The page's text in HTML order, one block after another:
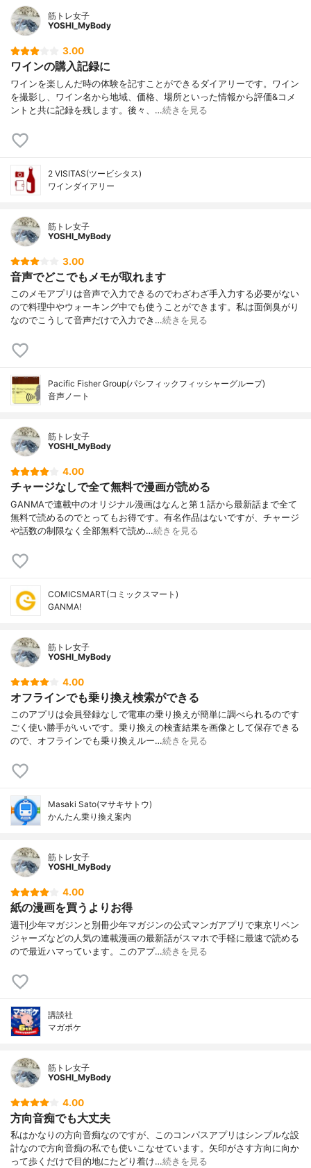
筋トレ女子
YOSHI_MyBody
3.00
ワインの購入記録に
ワインを楽しんだ時の体験を記すことができるダイアリーです。ワイン
を撮影し、ワイン名から地域、価格、場所といった情報から評価&コメ
ントと共に記録を残します。後々、…続きを見る
2 VISITAS(ツービシタス)
ワインダイアリー
筋トレ女子
YOSHI_MyBody
3.00
音声でどこでもメモが取れます
このメモアプリは音声で入力できるのでわざわざ手入力する必要がない
ので料理中やウォーキング中でも使うことができます。私は面倒臭がり
なのでこうして音声だけで入力でき…続きを見る
Pacific Fisher Group(パシフィックフィッシャーグループ)
音声ノート
筋トレ女子
YOSHI_MyBody
4.00
チャージなしで全て無料で漫画が読める
GANMAで連載中のオリジナル漫画はなんと第１話から最新話まで全て
無料で読めるのでとってもお得です。有名作品はないですが、チャージ
や話数の制限なく全部無料で読め…続きを見る
COMICSMART(コミックスマート)
GANMA!
筋トレ女子
YOSHI_MyBody
4.00
オフラインでも乗り換え検索ができる
このアプリは会員登録なしで電車の乗り換えが簡単に調べられるのです
ごく使い勝手がいいです。乗り換えの検査結果を画像として保存できる
ので、オフラインでも乗り換えルー…続きを見る
Masaki Sato(マサキサトウ)
かんたん乗り換え案内
筋トレ女子
YOSHI_MyBody
4.00
紙の漫画を買うよりお得
週刊少年マガジンと別冊少年マガジンの公式マンガアプリで東京リベン
ジャーズなどの人気の連載漫画の最新話がスマホで手軽に最速で読める
ので最近ハマっています。このアプ…続きを見る
講談社
マガポケ
筋トレ女子
YOSHI_MyBody
4.00
方向音痴でも大丈夫
私はかなりの方向音痴なのですが、このコンパスアプリはシンプルな設
計なので方向音痴の私でも使いこなせています。矢印がさす方向に向か
って歩くだけで目的地にたどり着け…続きを見る